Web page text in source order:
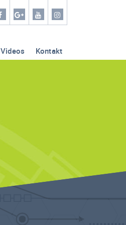
Videos Kontakt
Home
Leistungen
Videos
Kontakt